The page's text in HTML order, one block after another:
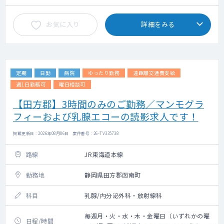
お気に入り 詳細をみる
定期 日勤 病院 ゆったり勤務
遠距離交通費支給
週1日勤務可
曜日相談可
【田方郡】3時間のみのご勤務／マンモグラ
フィーおよび乳腺エコーの読影求人です！
掲載更新日 : 2026年08月06日 案件番号 : 26-TV335738
路線 JR東海道本線
勤務地 静岡県田方郡函南町
科目 乳腺/内分泌外科・放射線科
日程/時間
毎週月・火・水・木・金曜日（いずれかの曜